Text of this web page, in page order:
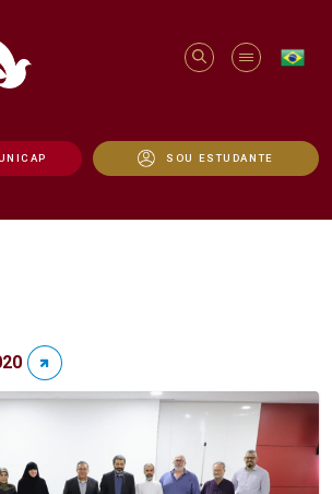
SOU ESTUDANTE